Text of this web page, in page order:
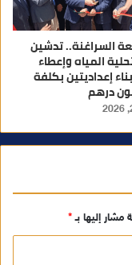
السراغنة.. تدشين
المياه وإعطاء
إعداديتين بكلفة
مشار إليها بـ*